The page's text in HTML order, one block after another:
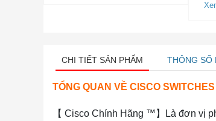
2
CHI TIẾT SẢN PHẨM THÔNG SỐ
TỔNG QUAN VỀ CISCO
【 Cisco Chính Hãng ™】Là đơn vị